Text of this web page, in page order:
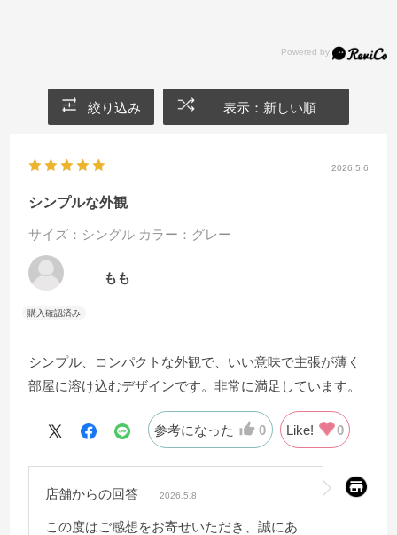
絞り込み 表示：新しい順
2026.5.6
シンプルな外観
サイズ：シングル カラー：グレー
もも
シンプル、コンパクトな外観で、いい意味で主張が薄く
部屋に溶け込むデザインです。非常に満足しています。
参考になった 0 Like! 0
店舗からの回答 2026.5.8
この度はご感想をお寄せいただき、誠にあ